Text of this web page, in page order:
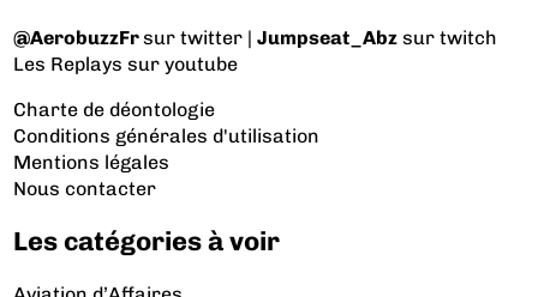
@AerobuzzFrsur twitter |Jumpseat_Abz sur twitch
Les Replays sur youtube
Charte de déontologie
Conditions générales d'utilisation
Mentions légales
Nous contacter
Les catégories à voir